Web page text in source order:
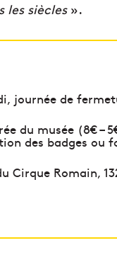
les siècles».
journée de
du musée (8€ –
des badges ou
Cirque Romain,